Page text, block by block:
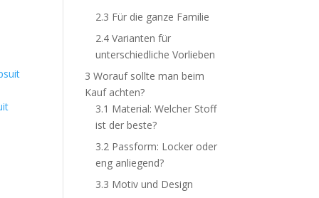
2.3 Für die ganze Familie
2.4 Varianten für
unterschiedliche Vorlieben
3 Worauf sollte man beim
Kauf achten?
3.1 Material: Welcher Stoff
ist der beste?
3.2 Passform: Locker oder
eng anliegend?
3.3 Motiv und Design